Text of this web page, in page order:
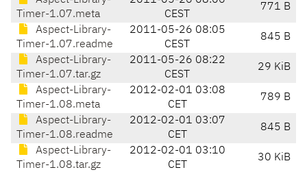
Timer-1.07.meta
CEST
771 B
Aspect-Library-
Timer-1.07.readme
2011-05-26 08:05
CEST
845 B
Aspect-Library-
Timer-1.07.tar.gz
2011-05-26 08:22
CEST
29 KiB
Aspect-Library-
Timer-1.08.meta
2012-02-01 03:08
CET
789 B
Aspect-Library-
Timer-1.08.readme
2012-02-01 03:07
CET
845 B
Aspect-Library-
Timer-1.08.tar.gz
2012-02-01 03:10
CET
30 KiB